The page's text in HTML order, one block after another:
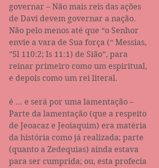
governar – Não mais reis das ações
de Davi devem governar a nação.
Não pelo menos até que “o Senhor
envie a vara de Sua força (“ Messias,
”Sl 110:2; Is 11:1) de Sião”, para
reinar primeiro como um espiritual,
e depois como um rei literal.
é … e será por uma lamentação –
Parte da lamentação (que a respeito
de Jeoacaz e Jeoiaquim) era matéria
da história como já realizada; parte
(quanto a Zedequias) ainda estava
para ser cumprida; ou, esta profecia